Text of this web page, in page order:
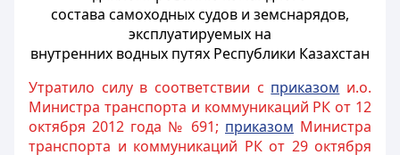
состава самоходных судов и земснарядов,
эксплуатируемых на
внутренних водных путях Республики Казахстан
Утратило силу в соответствии с приказом и.о.
Министра транспорта и коммуникаций РК от 12
октября 2012 года № 691; приказом Министра
транспорта и коммуникаций РК от 29 октября